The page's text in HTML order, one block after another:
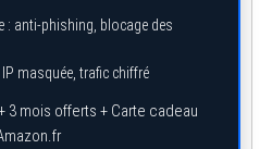
: anti-phishing, blocage des
masquée, trafic chiffré
3 mois offerts + Carte cadeau